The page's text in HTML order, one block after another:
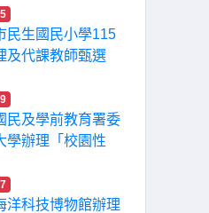
民生國民小學115
及代課教師甄選
民及學前教育署委
學辦理「校園性
洋科技博物館辦理